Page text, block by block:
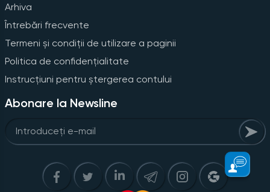
Arhiva
Întrebări frecvente
Termeni și condiții de utilizare a paginii
Politica de confidențialitate
Instrucțiuni pentru ștergerea contului
Abonare la Newsline